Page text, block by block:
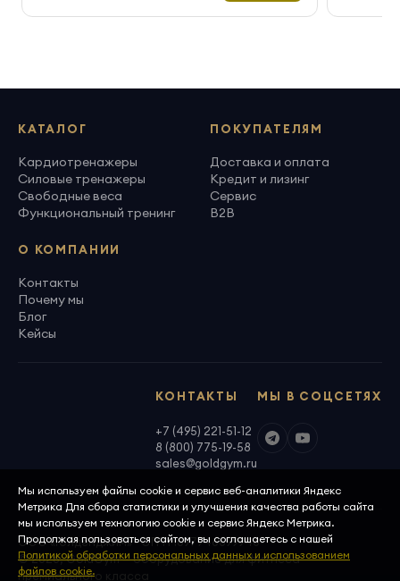
КАТАЛОГ
Кардиотренажеры
Силовые тренажеры
Свободные веса
Функциональный тренинг
ПОКУПАТЕЛЯМ
Доставка и оплата
Кредит и лизинг
Сервис
B2B
О КОМПАНИИ
Контакты
Почему мы
Блог
Кейсы
МЫ В СОЦСЕТЯХ
КОНТАКТЫ
+7 (495) 221-51-12
8 (800) 775-19-58
sales@goldgym.ru
ООО «Голденджим» · ОГРН 1097746699940
© 2026, GoldGym — оборудование для фитнеса
премиального класса
Мы используем файлы cookie и сервис веб-аналитики Яндекс
Метрика Для сбора статистики и улучшения качества работы сайта
мы используем технологию cookie и сервис Яндекс Метрика.
Продолжая пользоваться сайтом, вы соглашаетесь с нашей
Политикой обработки персональных данных и использованием
файлов cookie.